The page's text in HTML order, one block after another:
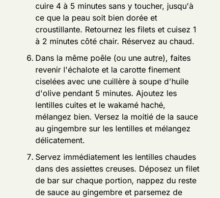
cuire 4 à 5 minutes sans y toucher, jusqu'à
ce que la peau soit bien dorée et
croustillante. Retournez les filets et cuisez 1
à 2 minutes côté chair. Réservez au chaud.
Dans la même poêle (ou une autre), faites
revenir l'échalote et la carotte finement
ciselées avec une cuillère à soupe d'huile
d'olive pendant 5 minutes. Ajoutez les
lentilles cuites et le wakamé haché,
mélangez bien. Versez la moitié de la sauce
au gingembre sur les lentilles et mélangez
délicatement.
Servez immédiatement les lentilles chaudes
dans des assiettes creuses. Déposez un filet
de bar sur chaque portion, nappez du reste
de sauce au gingembre et parsemez de